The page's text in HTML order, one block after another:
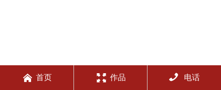
 首页  作品  电话